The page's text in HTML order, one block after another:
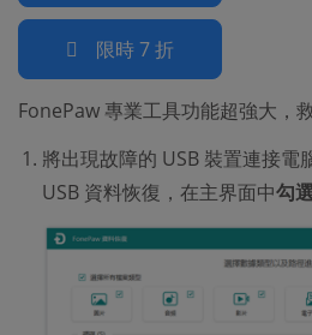
限時 7 折
FonePaw 專業工具功能超強大，
將出現故障的 USB 裝置連接電
USB 資料恢復，在主界面中勾